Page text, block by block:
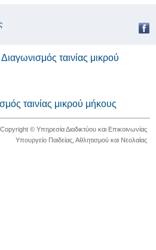
ταινίας μικρού
ταινίας μικρού μήκους
© Υπηρεσία Διαδικτύου και Επικοινωνίας
Υπουργείο Παιδείας, Αθλητισμού και Νεολαίας